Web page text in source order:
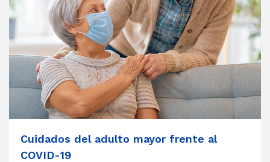
Cuidados del adulto mayor frente al
COVID-19